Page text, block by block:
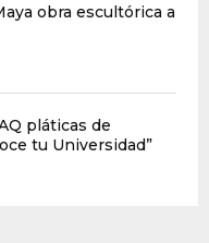
obra escultórica a
pláticas de
tu Universidad”